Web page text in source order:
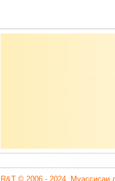
Содержимое
R&T © 2006 - 2024. Муассисаи